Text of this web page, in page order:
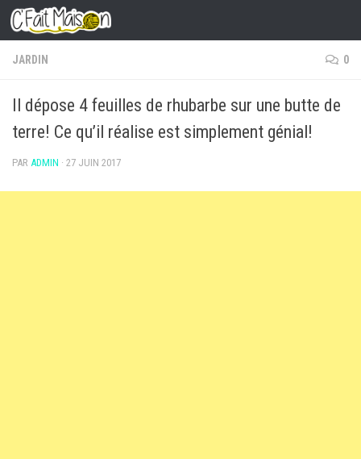
Skip to content
JARDIN 0
Il dépose 4 feuilles de rhubarbe sur une butte de
terre! Ce qu’il réalise est simplement génial!
PAR ADMIN · 27 JUIN 2017